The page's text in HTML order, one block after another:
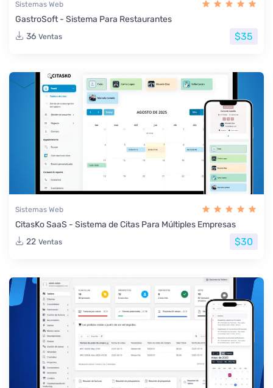
Sistemas Web
GastroSoft - Sistema Para Restaurantes
36 Ventas $35
Sistemas Web
CitasKo SaaS - Sistema de Citas Para Múltiples Empresas
22 Ventas $30